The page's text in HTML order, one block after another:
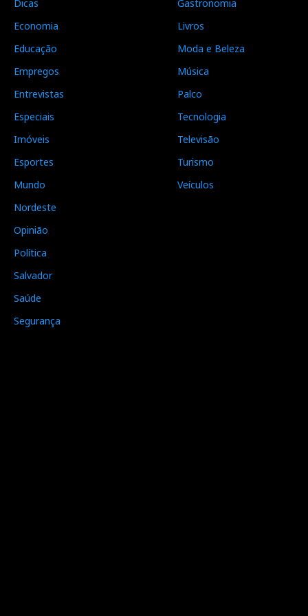
Dicas
Economia
Educação
Empregos
Entrevistas
Especiais
Imóveis
Esportes
Mundo
Nordeste
Opinião
Política
Salvador
Saúde
Segurança
Gastronomia
Livros
Moda e Beleza
Música
Palco
Tecnologia
Televisão
Turismo
Veículos